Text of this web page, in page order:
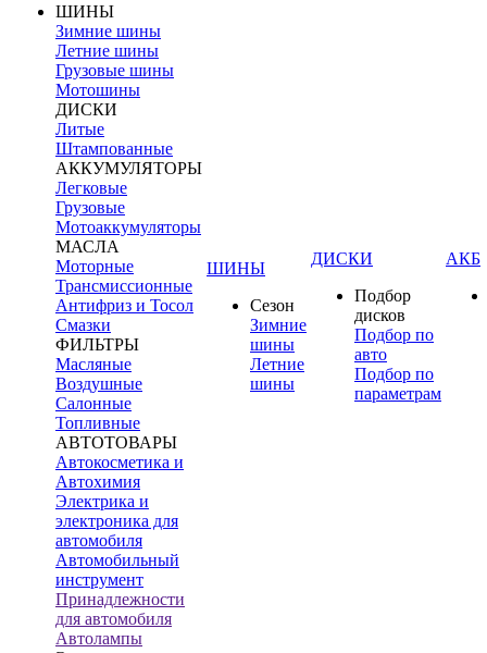
ШИНЫ
Зимние шины
Летние шины
Грузовые шины
Мотошины
ДИСКИ
Литые
Штампованные
АККУМУЛЯТОРЫ
Легковые
Грузовые
Мотоаккумуляторы
МАСЛА
Моторные
Трансмиссионные
Антифриз и Тосол
Смазки
ФИЛЬТРЫ
Масляные
Воздушные
Салонные
Топливные
АВТОТОВАРЫ
Автокосметика и
Автохимия
Электрика и
электроника для
автомобиля
Автомобильный
инструмент
Принадлежности
для автомобиля
Автолампы
ШИНЫ
Сезон
Зимние
шины
Летние
шины
ДИСКИ
Подбор
дисков
Подбор по
авто
Подбор по
параметрам
АКБ